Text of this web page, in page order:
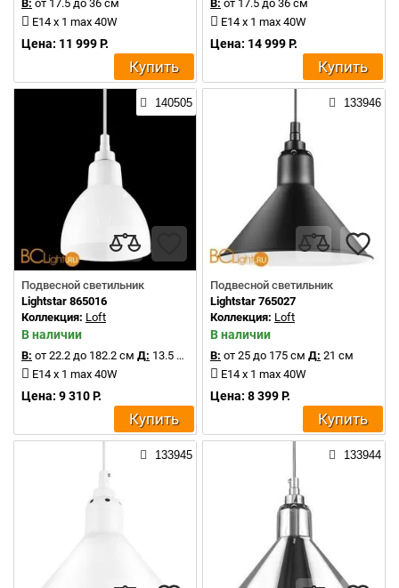
В: от 17.5 до 36 см
E14 x 1 max 40W
Цена: 11 999 Р.
Купить
В: от 17.5 до 36 см
E14 x 1 max 40W
Цена: 14 999 Р.
Купить
140505
Подвесной светильник
Lightstar 865016
Коллекция: Loft
В наличии
В: от 22.2 до 182.2 см Д: 13.5 см
E14 x 1 max 40W
Цена: 9 310 Р.
Купить
133946
Подвесной светильник
Lightstar 765027
Коллекция: Loft
В наличии
В: от 25 до 175 см Д: 21 см
E14 x 1 max 40W
Цена: 8 399 Р.
Купить
133945 133944